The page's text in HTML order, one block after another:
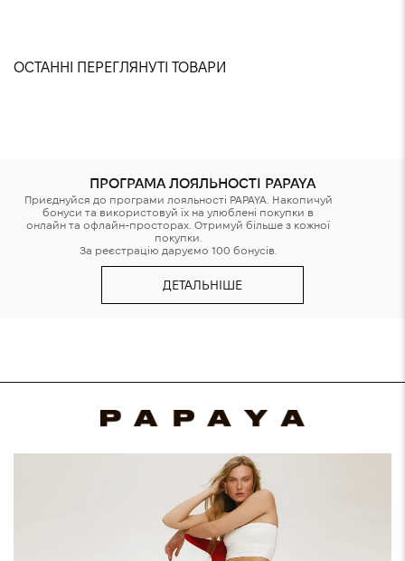
ОСТАННІ ПЕРЕГЛЯНУТІ ТОВАРИ
ПРОГРАМА ЛОЯЛЬНОСТІ PAPAYA
Приєднуйся до програми лояльності PAPAYA. Накопичуй
бонуси та використовуй їх на улюблені покупки в
онлайн та офлайн-просторах. Отримуй більше з кожної
покупки.
За реєстрацію даруємо 100 бонусів.
ДЕТАЛЬНІШЕ